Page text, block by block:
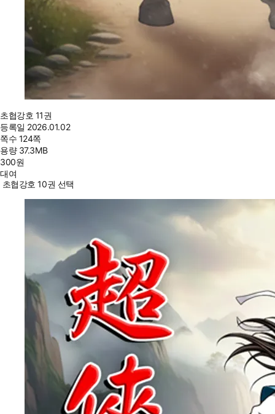
초협강호 11권
등록일 2026.01.02
쪽수 124쪽
용량 37.3MB
300원
대여
초협강호 10권 선택